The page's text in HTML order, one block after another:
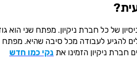
של כל חברת ניקיון. מפתח שני
להגיע לעבודה מכל סיבה שהיא.
חברת ניקיון הזמינו את נקי כמו חדש